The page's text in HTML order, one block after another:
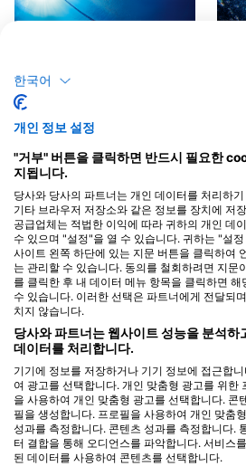
Marconistraat 9b, 2181AK Hillegom,
네덜란드
가까운 다이빙 사이트
Aqualung
Rif010 (★0.0)
RiF010은 세계 최초의 도심형 서핑 풀입니
다! 로테르담의 내륙 항구에서 최대 1.5m 높
이의 파도를 타며 서핑을 즐길 수 있습니다!
한국어
개인 정보 설정
"거부" 버튼을 클릭하면 반드시 필요한
지됩니다.
당사와 당사의 파트너는 개인 데이터를 처리하
기타 브라우저 저장소와 같은 정보를 장치에 저
공급업체는 적법한 이익에 따라 귀하의 개인 데
수 있으며 "설정"을 열 수 있습니다. 귀하는 "설
사이트 왼쪽 하단에 있는 지문 버튼을 클릭하여
는 관리할 수 있습니다. 동의를 철회하려면 지문
를 클릭한 후 내 데이터 메뉴 항목을 클릭하면
수 있습니다. 이러한 선택은 파트너에게 전달되
치지 않습니다.
당사와 파트너는 웹사이트 성능을 분석하
데이터를 처리합니다.
기기에 정보를 저장하거나 기기 정보에 접근합
여 광고를 선택합니다. 개인 맞춤형 광고를 위한
을 사용하여 개인 맞춤형 광고를 선택합니다. 콘
필을 생성합니다. 프로필을 사용하여 개인 맞춤
성과를 측정합니다. 콘텐츠 성과를 측정합니다.
터 결합을 통해 오디언스를 파악합니다. 서비스
된 데이터를 사용하여 콘텐츠를 선택합니다.